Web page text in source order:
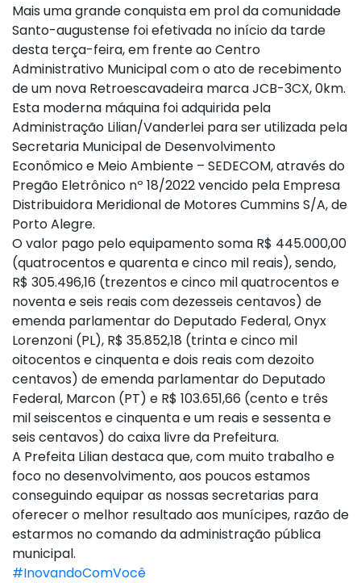
Mais uma grande conquista em prol da comunidade
Santo-augustense foi efetivada no início da tarde
desta terça-feira, em frente ao Centro
Administrativo Municipal com o ato de recebimento
de um nova Retroescavadeira marca JCB-3CX, 0km.
Esta moderna máquina foi adquirida pela
Administração Lilian/Vanderlei para ser utilizada pela
Secretaria Municipal de Desenvolvimento
Econômico e Meio Ambiente – SEDECOM, através do
Pregão Eletrônico nº 18/2022 vencido pela Empresa
Distribuidora Meridional de Motores Cummins S/A, de
Porto Alegre.
O valor pago pelo equipamento soma R$ 445.000,00
(quatrocentos e quarenta e cinco mil reais), sendo,
R$ 305.496,16 (trezentos e cinco mil quatrocentos e
noventa e seis reais com dezesseis centavos) de
emenda parlamentar do Deputado Federal, Onyx
Lorenzoni (PL), R$ 35.852,18 (trinta e cinco mil
oitocentos e cinquenta e dois reais com dezoito
centavos) de emenda parlamentar do Deputado
Federal, Marcon (PT) e R$ 103.651,66 (cento e três
mil seiscentos e cinquenta e um reais e sessenta e
seis centavos) do caixa livre da Prefeitura.
A Prefeita Lilian destaca que, com muito trabalho e
foco no desenvolvimento, aos poucos estamos
conseguindo equipar as nossas secretarias para
oferecer o melhor resultado aos munícipes, razão de
estarmos no comando da administração pública
municipal.
#InovandoComVocê